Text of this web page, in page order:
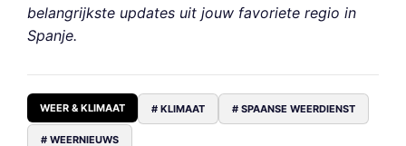
belangrijkste updates uit jouw favoriete regio in
Spanje.
WEER & KLIMAAT # KLIMAAT # SPAANSE WEERDIENST
# WEERNIEUWS